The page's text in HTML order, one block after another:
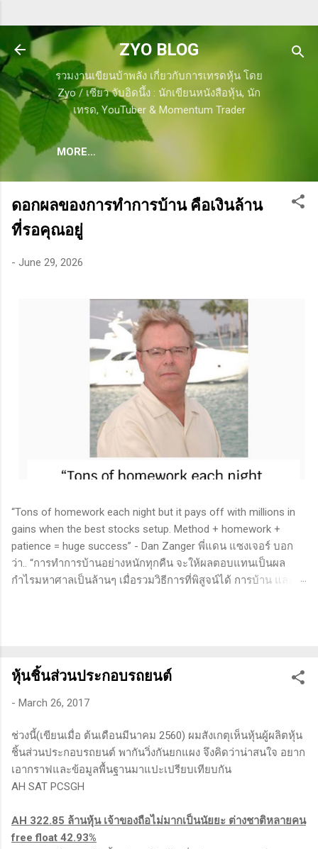
ZYO BLOG
รวมงานเขียนบ้าพลัง เกี่ยวกับการเทรดหุ้น โดย
Zyo / เซียว จับอิดนึ้ง : นักเขียนหนังสือหุ้น, นัก
เทรด, YouTuber & Momentum Trader
MORE…
ดอกผลของการทำการบ้าน คือเงินล้าน
ที่รอคุณอยู่
- June 29, 2026
“Tons of homework each night but it pays off with millions in
gains when the best stocks setup. Method + homework +
patience = huge success” - Dan Zanger พี่แดน แซงเจอร์ บอก
ว่า.. “การทำการบ้านอย่างหนักทุกคืน จะให้ผลตอบแทนเป็นผล
กำไรมหาศาลเป็นล้านๆ เมื่อรวมวิธีการที่พิสูจน์ได้ การบ้าน และ
ในอนาคต การลงรายละเอียดในการวิเคราะห์นี้จะช่วยให้คุณ
สามารถเข้าใจตลาดและรู้จักจังหวะที่เหมาะสมในการเข้าเทรด . -
วิธีการที่พิสูจน์แล้วว่าทำเงินได้จริงและทำซ้ำได้ตลอด (Method):
ช่วยให้คุณไม่หลงลืมแนวทางที่ได้ผลในอดีตและสามารถปรับ
ใช้ได้เมื่อตลาดมีการเปลี่ยนแปลง . - ความอดทน (Patience): การ
รอคอยและไม่รีบร้อนถือเป็นคุณสมบัติที่สำคัญในนักเทรด ความ
อดทนช่วยให้คุณสามารถทนต่อความผันผวนของตลาดและรอคอย
หุ้นชิ้นส่วนประกอบรถยนต์
- March 26, 2017
ช่วงนี้(เขียนเมื่อ ต้นเดือนมีนาคม 2560) ผมสังเกตุเห็นหุ้นผู้ผลิตหุ้น
ชิ้นส่วนประกอบรถยนต์ พากันวิ่งกันยกแผง จึงคิดว่าน่าสนใจ อยาก
เอากราฟและข้อมูลพื้นฐานมาแปะเปรียบเทียบกัน
AH SAT PCSGH
AH 322.85 ล้านหุ้น เจ้าของถือไม่มากเป็นนัยยะ ต่างชาติหลายคน
free float 42.93%